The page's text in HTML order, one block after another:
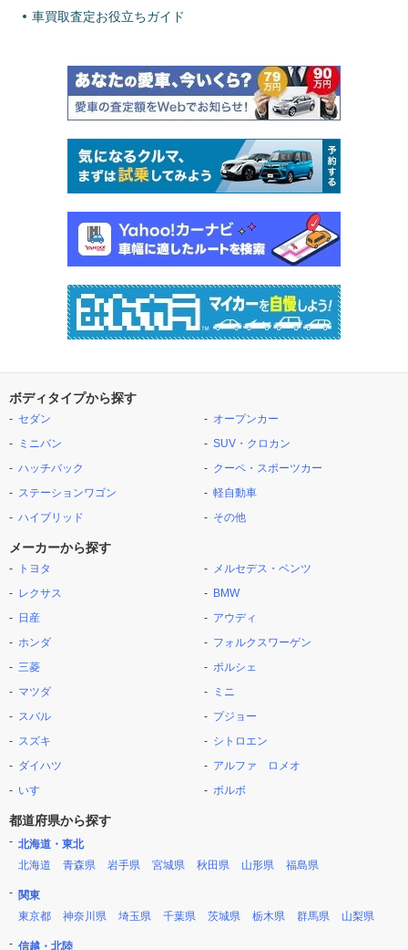
車買取査定お役立ちガイド
ボディタイプから探す
セダン
ミニバン
ハッチバック
ステーションワゴン
ハイブリッド
オープンカー
SUV・クロカン
クーペ・スポーツカー
軽自動車
その他
メーカーから探す
トヨタ
レクサス
日産
ホンダ
三菱
マツダ
スバル
スズキ
ダイハツ
いすゞ
メルセデス・ベンツ
BMW
アウディ
フォルクスワーゲン
ポルシェ
ミニ
プジョー
シトロエン
アルファ ロメオ
ボルボ
都道府県から探す
北海道・東北
北海道
青森県 岩手県 宮城県 秋田県 山形県 福島県
関東
東京都
神奈川県 埼玉県 千葉県 茨城県 栃木県 群馬県 山梨県
信越・北陸